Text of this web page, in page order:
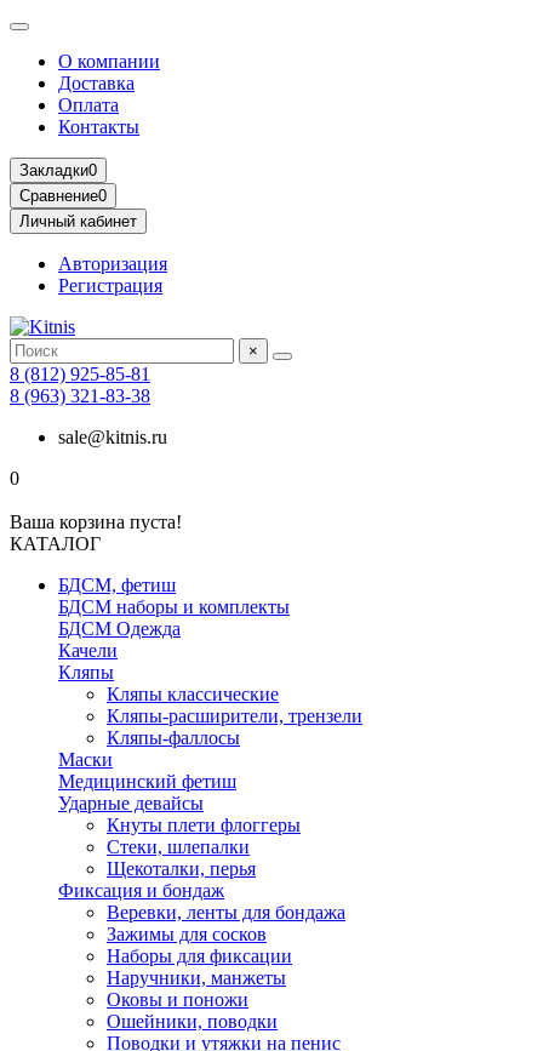
О компании
Доставка
Оплата
Контакты
Закладки0
Сравнение0
Личный кабинет
Авторизация
Регистрация
×
8 (812) 925-85-81
8 (963) 321-83-38
sale@kitnis.ru
0
Ваша корзина пуста!
КАТАЛОГ
БДСМ, фетиш
БДСМ наборы и комплекты
БДСМ Одежда
Качели
Кляпы
Кляпы классические
Кляпы-расширители, трензели
Кляпы-фаллосы
Маски
Медицинский фетиш
Ударные девайсы
Кнуты плети флоггеры
Стеки, шлепалки
Щекоталки, перья
Фиксация и бондаж
Веревки, ленты для бондажа
Зажимы для сосков
Наборы для фиксации
Наручники, манжеты
Оковы и поножи
Ошейники, поводки
Поводки и утяжки на пенис